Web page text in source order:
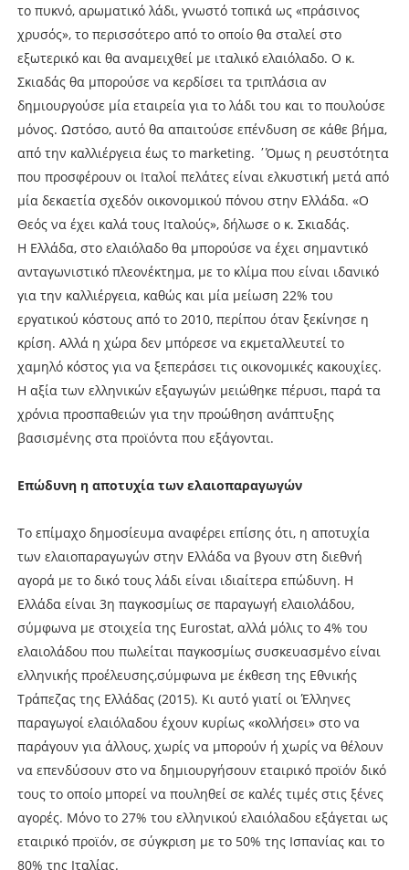
το πυκνό, αρωματικό λάδι, γνωστό τοπικά ως «πράσινος
χρυσός», το περισσότερο από το οποίο θα σταλεί στο
εξωτερικό και θα αναμειχθεί με ιταλικό ελαιόλαδο. Ο κ.
Σκιαδάς θα μπορούσε να κερδίσει τα τριπλάσια αν
δημιουργούσε μία εταιρεία για το λάδι του και το πουλούσε
μόνος. Ωστόσο, αυτό θα απαιτούσε επένδυση σε κάθε βήμα,
από την καλλιέργεια έως το marketing. ΄Όμως η ρευστότητα
που προσφέρουν οι Ιταλοί πελάτες είναι ελκυστική μετά από
μία δεκαετία σχεδόν οικονομικού πόνου στην Ελλάδα. «Ο
Θεός να έχει καλά τους Ιταλούς», δήλωσε ο κ. Σκιαδάς.
Η Ελλάδα, στο ελαιόλαδο θα μπορούσε να έχει σημαντικό
ανταγωνιστικό πλεονέκτημα, με το κλίμα που είναι ιδανικό
για την καλλιέργεια, καθώς και μία μείωση 22% του
εργατικού κόστους από το 2010, περίπου όταν ξεκίνησε η
κρίση. Αλλά η χώρα δεν μπόρεσε να εκμεταλλευτεί το
χαμηλό κόστος για να ξεπεράσει τις οικονομικές κακουχίες.
Η αξία των ελληνικών εξαγωγών μειώθηκε πέρυσι, παρά τα
χρόνια προσπαθειών για την προώθηση ανάπτυξης
βασισμένης στα προϊόντα που εξάγονται.
Επώδυνη η αποτυχία των ελαιοπαραγωγών
Το επίμαχο δημοσίευμα αναφέρει επίσης ότι, η αποτυχία
των ελαιοπαραγωγών στην Ελλάδα να βγουν στη διεθνή
αγορά με το δικό τους λάδι είναι ιδιαίτερα επώδυνη. Η
Ελλάδα είναι 3η παγκοσμίως σε παραγωγή ελαιολάδου,
σύμφωνα με στοιχεία της Eurostat, αλλά μόλις το 4% του
ελαιολάδου που πωλείται παγκοσμίως συσκευασμένο είναι
ελληνικής προέλευσης,σύμφωνα με έκθεση της Εθνικής
Τράπεζας της Ελλάδας (2015). Κι αυτό γιατί οι Έλληνες
παραγωγοί ελαιόλαδου έχουν κυρίως «κολλήσει» στο να
παράγουν για άλλους, χωρίς να μπορούν ή χωρίς να θέλουν
να επενδύσουν στο να δημιουργήσουν εταιρικό προϊόν δικό
τους το οποίο μπορεί να πουληθεί σε καλές τιμές στις ξένες
αγορές. Μόνο το 27% του ελληνικού ελαιόλαδου εξάγεται ως
εταιρικό προϊόν, σε σύγκριση με το 50% της Ισπανίας και το
80% της Ιταλίας.